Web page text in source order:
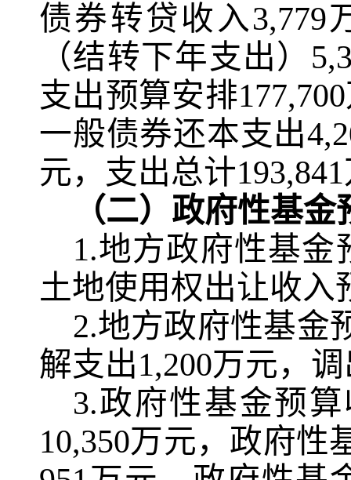
债券转贷收入3,779
（结转下年支出）
支出预算安排177,700
一般债券还本支出
元，支出总计193,841
（二）政府性基金
1.地方政府性基金
土地使用权出让收入
2.地方政府性基金
解支出1,200万元，
3.政府性基金预
10,350万元，政府性